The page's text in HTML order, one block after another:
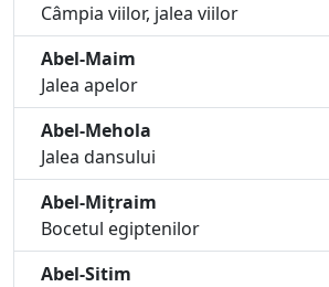
Câmpia viilor, jalea viilor
Abel-Maim
Jalea apelor
Abel-Mehola
Jalea dansului
Abel-Mițraim
Bocetul egiptenilor
Abel-Sitim